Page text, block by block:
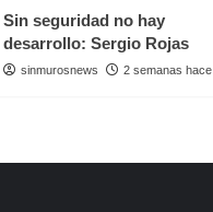
Sin seguridad no hay
desarrollo: Sergio Rojas
sinmurosnews 2 semanas hace